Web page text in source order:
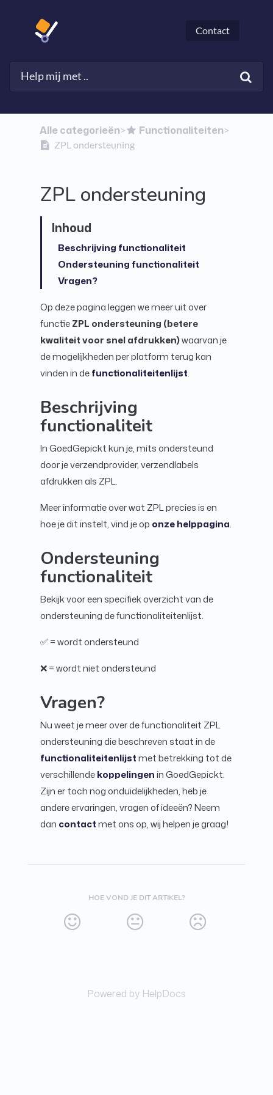
Contact
Alle categorieën​>​ ​Functionaliteiten​>​
ZPL ondersteuning
ZPL ondersteuning
Beschrijving functionaliteit
Ondersteuning functionaliteit
Vragen?
Op deze pagina leggen we meer uit over
functieZPL ondersteuning (betere
kwaliteit voor snel afdrukken)waarvan je
de mogelijkheden per platform terug kan
vinden in defunctionaliteitenlijst.
Beschrijving
functionaliteit
In GoedGepickt kun je, mits ondersteund
door je verzendprovider, verzendlabels
afdrukken als ZPL.
Meer informatie over wat ZPL precies is en
hoe je dit instelt, vind je op onze helppagina.
Ondersteuning
functionaliteit
Bekijk voor een specifiek overzicht van de
ondersteuning de functionaliteitenlijst.
✅ = wordt ondersteund
❌ = wordt niet ondersteund
Vragen?
Nu weet je meer over de functionaliteit ZPL
ondersteuning die beschreven staat in de
functionaliteitenlijstmet betrekking tot de
verschillendekoppelingenin GoedGepickt.
Zijn er toch nog onduidelijkheden, heb je
andere ervaringen, vragen of ideeën? Neem
dan contactmet ons op, wij helpen je graag!
HOE VOND JE DIT ARTIKEL?
Powered by HelpDocs